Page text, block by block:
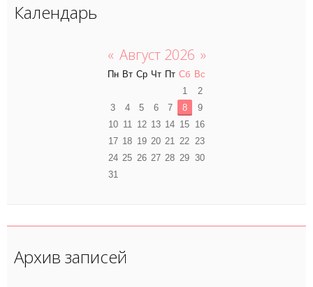
Календарь
« Август 2026 »
Пн Вт Ср Чт Пт Сб Вс
1
2
3
4 5 6 7 8
9
10 11 12 13 14 15 16
17 18 19 20 21 22 23
24 25 26 27 28 29 30
31
Архив записей